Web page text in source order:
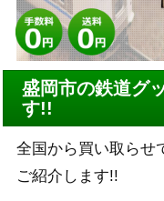
盛岡市の鉄道グ
す!!
全国から買い取らせ
ご紹介します!!